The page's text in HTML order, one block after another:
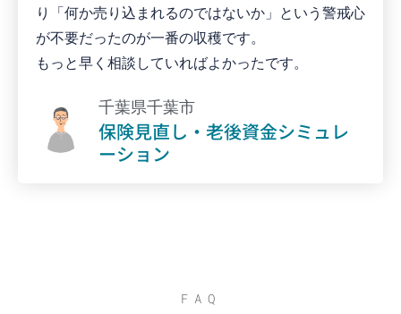
り「何か売り込まれるのではないか」という警戒心
が不要だったのが一番の収穫です。
もっと早く相談していればよかったです。
千葉県千葉市
保険見直し・老後資金シミュレ
ーション
FAQ